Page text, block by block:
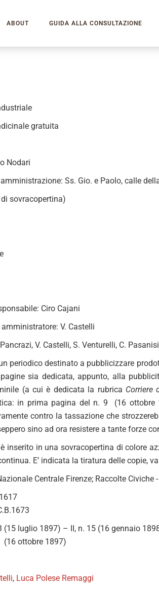
ABOUT GUIDA ALLA CONSULTAZIONE
gratuita
Nodari
Ss. Gio. e Paolo, calle
sovracopertina)
Ciro Cajani
amministratore: V. Castelli
V. Castelli, S. Venturelli, C.
periodico destinato a pubblicizzare
sia dedicata, appunto, alla
(a cui è dedicata la rubrica Corriere
in prima pagina del n. 9 (16
contro la tassazione che
sino ad ora resistere a tante forze
inserito in una sovracopertina di colore
E’ indicata la tiratura delle copie,
Centrale Firenze; Raccolte Civiche
(15 luglio 1897) – II, n. 15 (16 gennaio
(16 ottobre 1897)
, Luca Polese Remaggi